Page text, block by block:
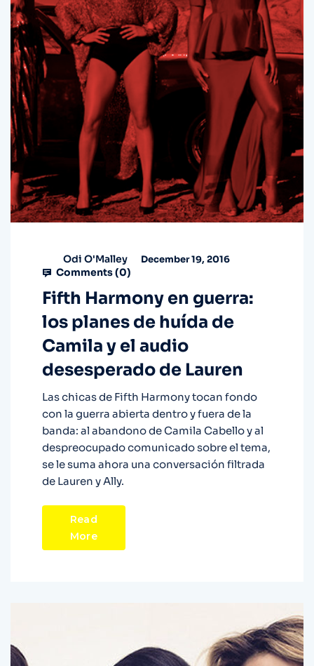
Odi O'Malley December 19, 2016
Comments (0)
Fifth Harmony en guerra:
los planes de huída de
Camila y el audio
desesperado de Lauren
Las chicas de Fifth Harmony tocan fondo
con la guerra abierta dentro y fuera de la
banda: al abandono de Camila Cabello y al
despreocupado comunicado sobre el tema,
se le suma ahora una conversación filtrada
de Lauren y Ally.
Read
More